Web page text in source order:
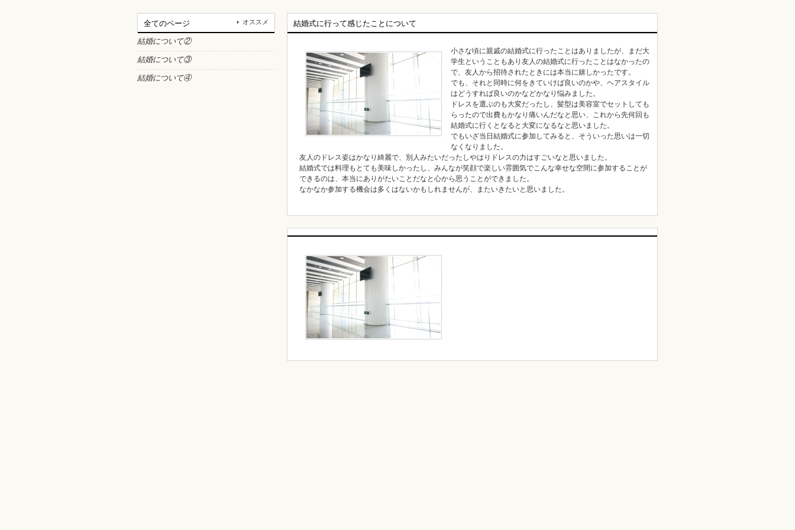
結婚式に行って感じたことについて
小さな頃に親戚の結婚式に行ったことはありましたが、まだ大
学生ということもあり友人の結婚式に行ったことはなかったの
で、友人から招待されたときには本当に嬉しかったです。
でも、それと同時に何をきていけば良いのかや、ヘアスタイル
はどうすれば良いのかなどかなり悩みました。
ドレスを選ぶのも大変だったし、髪型は美容室でセットしても
らったので出費もかなり痛いんだなと思い、これから先何回も
結婚式に行くとなると大変になるなと思いました。
でもいざ当日結婚式に参加してみると、そういった思いは一切
なくなりました。
友人のドレス姿はかなり綺麗で、別人みたいだったしやはりドレスの力はすごいなと思いました。
結婚式では料理もとても美味しかったし、みんなが笑顔で楽しい雰囲気でこんな幸せな空間に参加することが
できるのは、本当にありがたいことだなと心から思うことができました。
なかなか参加する機会は多くはないかもしれませんが、またいきたいと思いました。
全てのページ オススメ
結婚について②
結婚について③
結婚について④